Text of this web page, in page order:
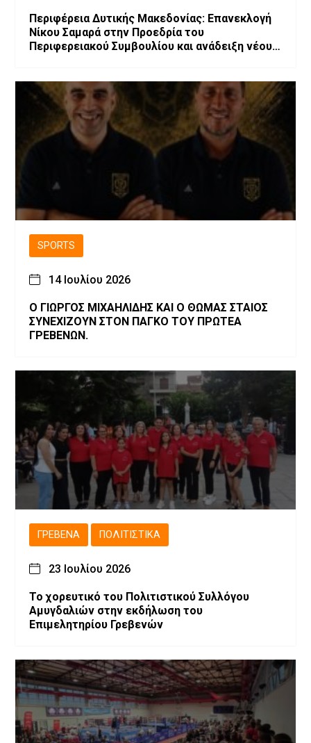
Περιφέρεια Δυτικής Μακεδονίας: Επανεκλογή
Νίκου Σαμαρά στην Προεδρία του
Περιφερειακού Συμβουλίου και ανάδειξη νέου
SPORTS
14 Ιουλίου 2026
Ο ΓΙΩΡΓΟΣ ΜΙΧΑΗΛΙΔΗΣ ΚΑΙ Ο ΘΩΜΑΣ ΣΤΑΙΟΣ
ΣΥΝΕΧΙΖΟΥΝ ΣΤΟΝ ΠΑΓΚΟ ΤΟΥ ΠΡΩΤΕΑ
ΓΡΕΒΕΝΩΝ.
ΓΡΕΒΕΝΆ ΠΟΛΙΤΙΣΤΙΚΆ
23 Ιουλίου 2026
Το χορευτικό του Πολιτιστικού Συλλόγου
Αμυγδαλιών στην εκδήλωση του
Επιμελητηρίου Γρεβενών